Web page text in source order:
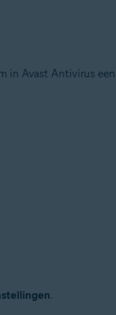
in Avast Antivirus
.